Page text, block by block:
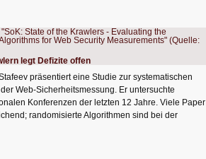
legt Defizite offen
präsentiert eine Studie zur systematischen
Web-Sicherheitsmessung. Er untersuchte
Konferenzen der letzten 12 Jahre. Viele Paper
randomisierte Algorithmen sind bei der